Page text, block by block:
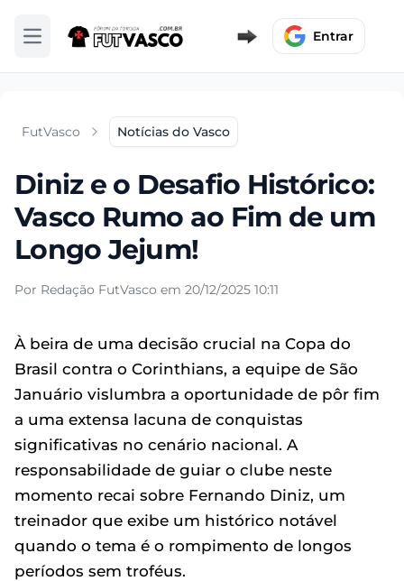
Abrir menu Entrar
FutVasco Notícias do Vasco
Diniz e o Desafio Histórico:
Vasco Rumo ao Fim de um
Longo Jejum!
Por Redação FutVasco em 20/12/2025 10:11
À beira de uma decisão crucial na Copa do
Brasil contra o Corinthians, a equipe de São
Januário vislumbra a oportunidade de pôr fim
a uma extensa lacuna de conquistas
significativas no cenário nacional. A
responsabilidade de guiar o clube neste
momento recai sobre Fernando Diniz, um
treinador que exibe um histórico notável
quando o tema é o rompimento de longos
períodos sem troféus.